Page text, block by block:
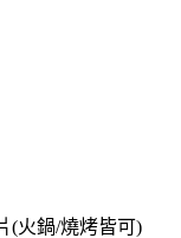
(火鍋/燒烤皆可)